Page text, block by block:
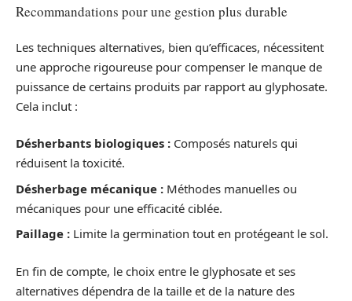
Recommandations pour une gestion plus durable
Les techniques alternatives, bien qu’efficaces, nécessitent
une approche rigoureuse pour compenser le manque de
puissance de certains produits par rapport au glyphosate.
Cela inclut :
Désherbants biologiques : Composés naturels qui
réduisent la toxicité.
Désherbage mécanique : Méthodes manuelles ou
mécaniques pour une efficacité ciblée.
Paillage : Limite la germination tout en protégeant le sol.
En fin de compte, le choix entre le glyphosate et ses
alternatives dépendra de la taille et de la nature des